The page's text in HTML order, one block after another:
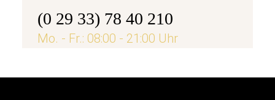
(0 29 33) 78 40 210
Mo. - Fr.: 08:00 - 21:00 Uhr